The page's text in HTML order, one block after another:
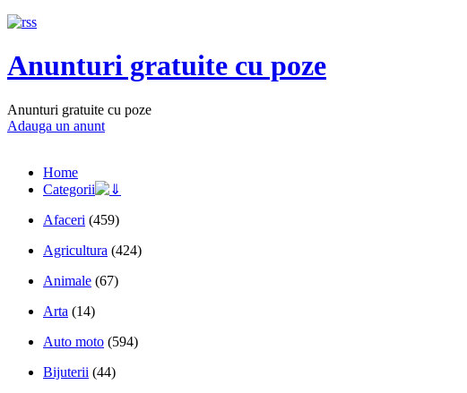
Anunturi gratuite cu poze
Anunturi gratuite cu poze
Adauga un anunt
Home
Categorii
Afaceri (459)
Agricultura (424)
Animale (67)
Arta (14)
Auto moto (594)
Bijuterii (44)